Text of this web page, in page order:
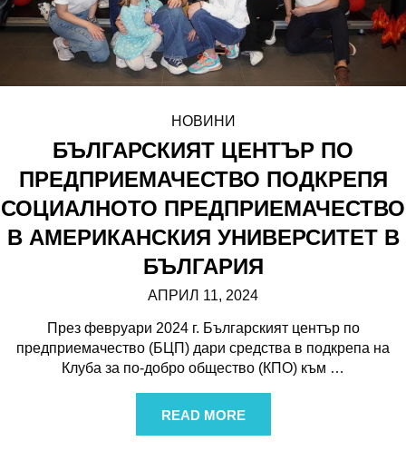
НОВИНИ
БЪЛГАРСКИЯТ ЦЕНТЪР ПО
ПРЕДПРИЕМАЧЕСТВО ПОДКРЕПЯ
СОЦИАЛНОТО ПРЕДПРИЕМАЧЕСТВО
В АМЕРИКАНСКИЯ УНИВЕРСИТЕТ В
БЪЛГАРИЯ
АПРИЛ 11, 2024
През февруари 2024 г. Българският център по
предприемачество (БЦП) дари средства в подкрепа на
Клуба за по-добро общество (КПО) към …
READ MORE